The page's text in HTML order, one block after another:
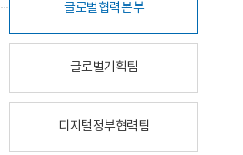
글로벌협력본부
글로벌기획팀
디지털정부협력팀